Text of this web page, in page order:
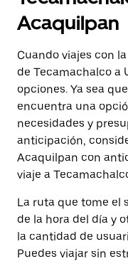
Acaquilpan
Cuando viajes con
de Tecamachalco a
opciones. Ya sea
encuentra una
necesidades y
anticipación,
Acaquilpan con
viaje a
La ruta que tome el
de la hora del día y
la cantidad de
Puedes viajar sin